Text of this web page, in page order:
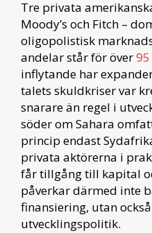
Tre privata
Moody’s och Fitch –
oligopolistisk
andelar står för över
inflytande har
talets skuldkriser var
snarare än regel i
söder om Sahara
princip endast
privata aktörerna i
får tillgång till kapital
påverkar därmed inte
finansiering, utan
utvecklingspolitik.